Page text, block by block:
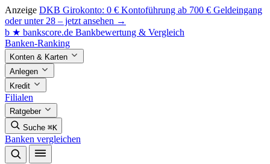
Anzeige DKB Girokonto: 0 € Kontoführung ab 700 € Geldeingang
oder unter 28 – jetzt ansehen →
b ★ bankscore.de Bankbewertung & Vergleich
Banken-Ranking
Konten & Karten
Anlegen
Kredit
Filialen
Ratgeber
Suche ⌘K
Banken vergleichen